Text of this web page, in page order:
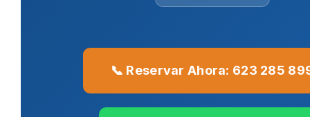
📞 Reservar Ahora: 623 285